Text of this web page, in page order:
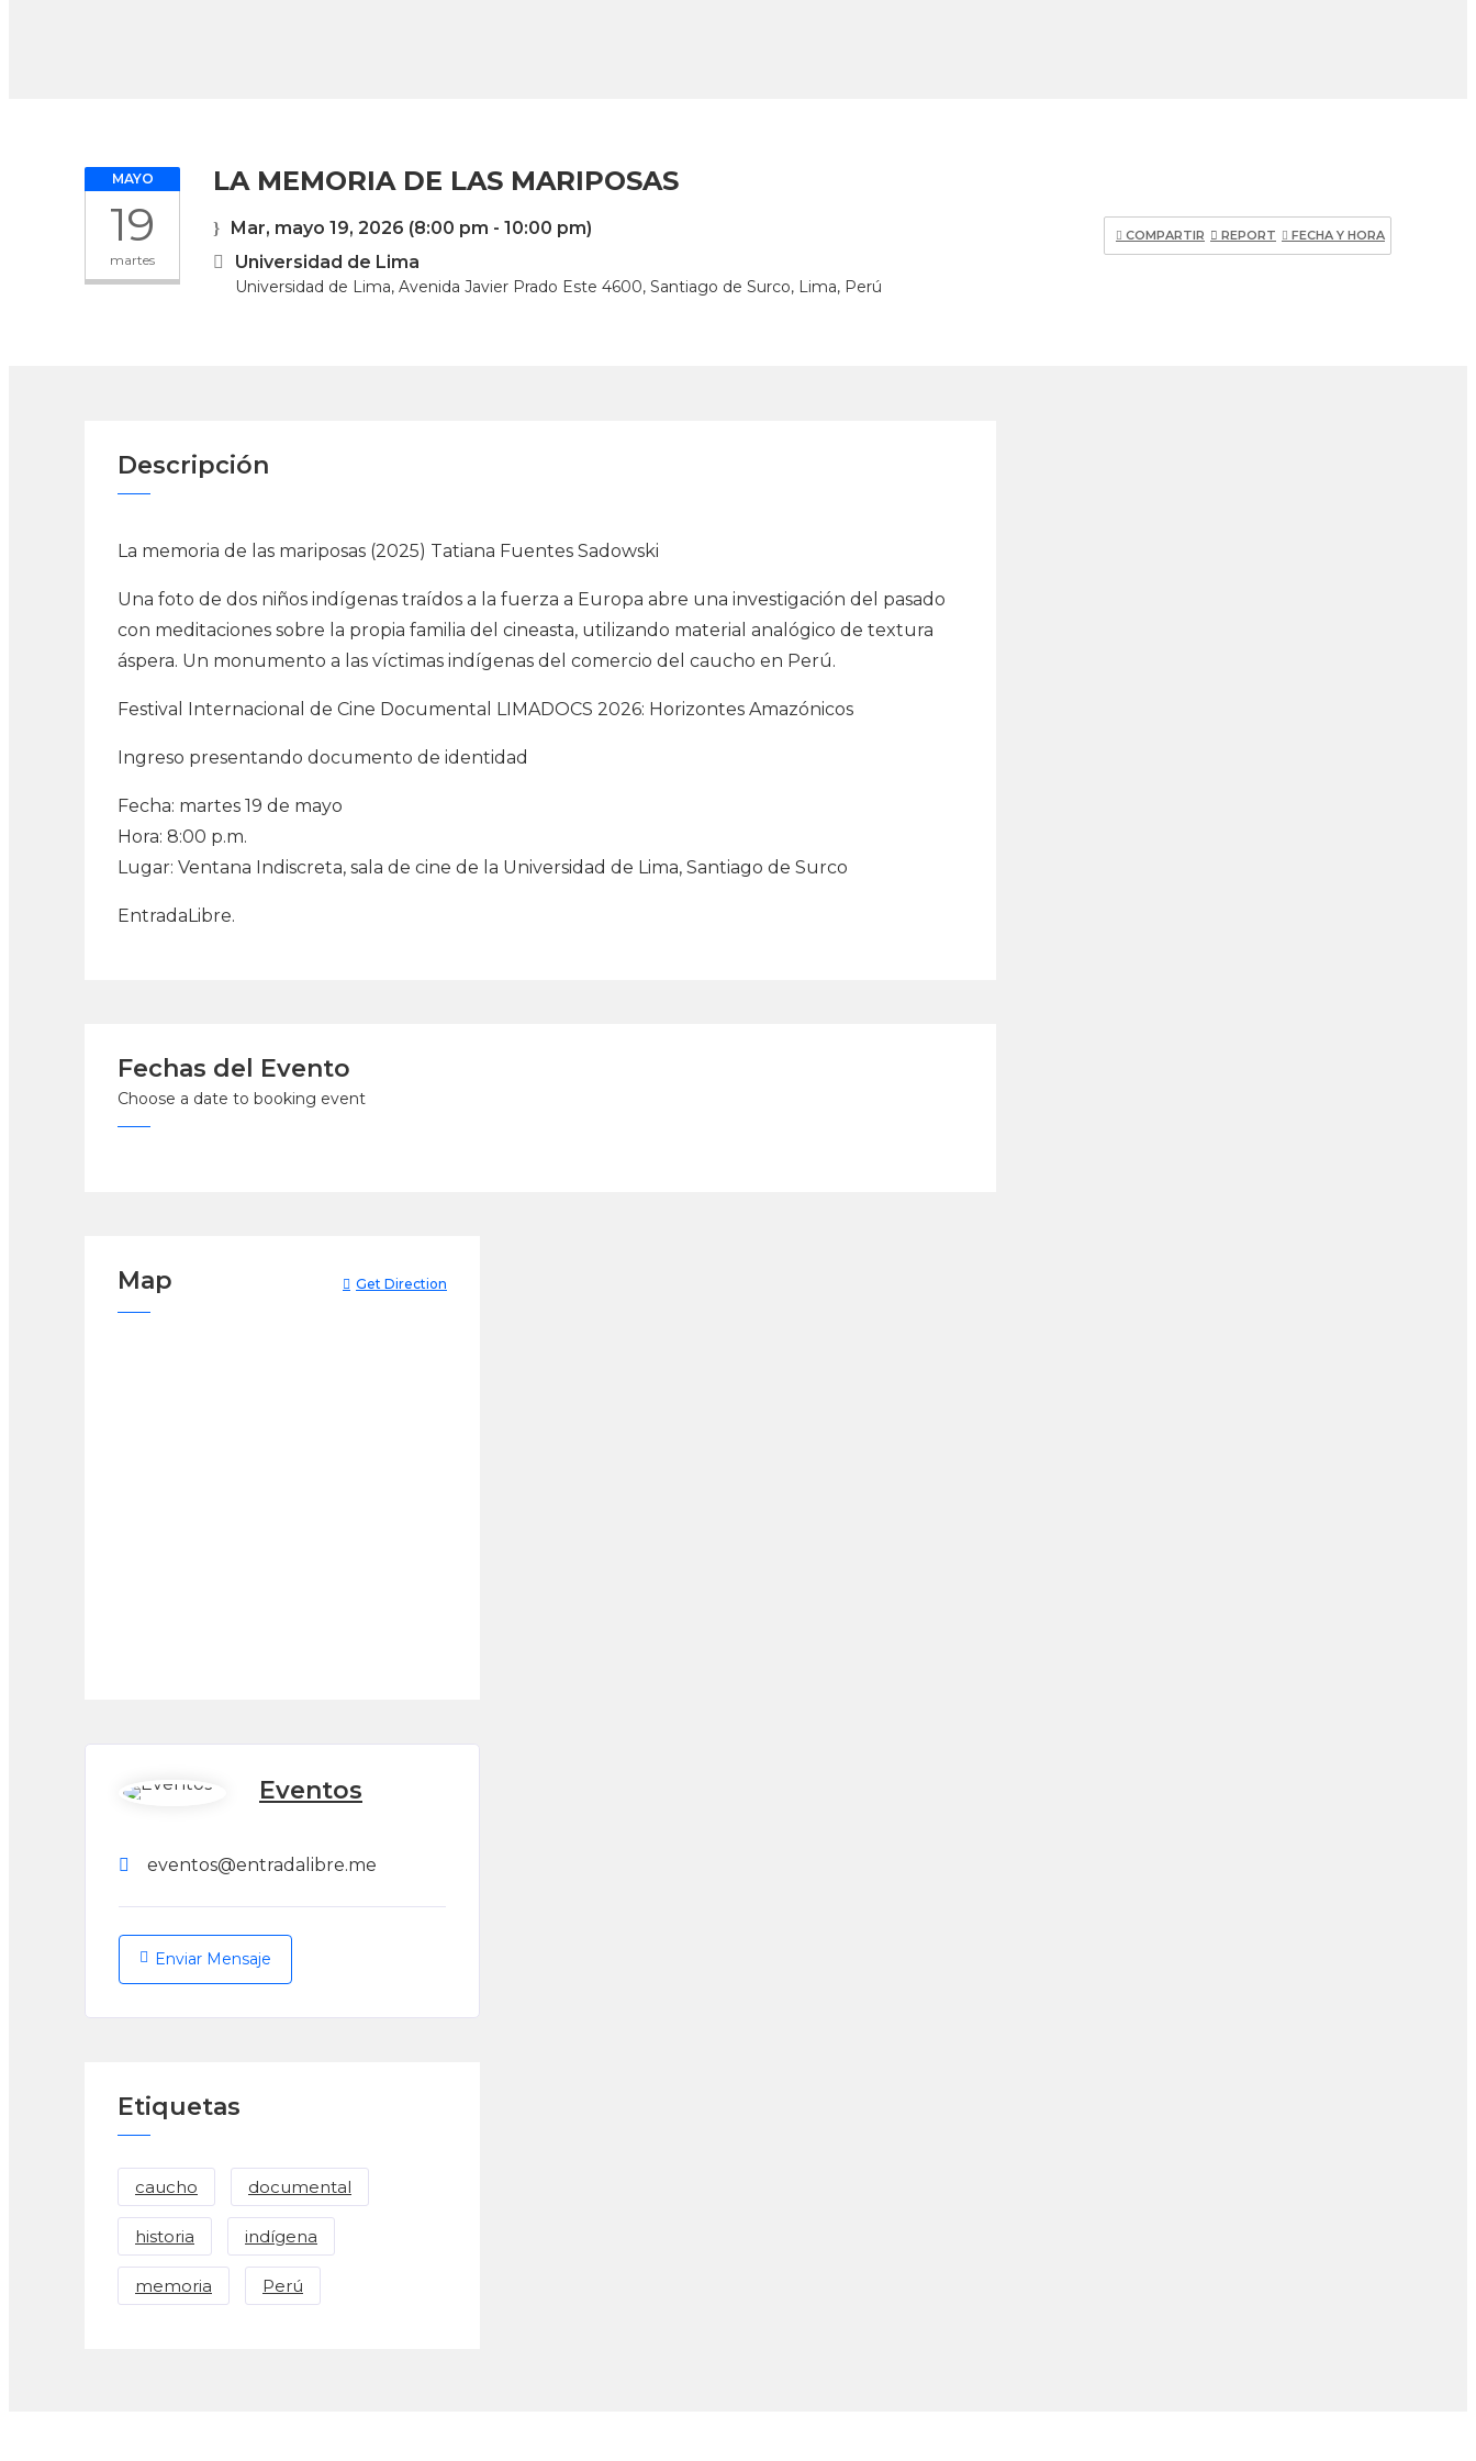
MAYO
19
martes
LA MEMORIA DE LAS MARIPOSAS
Mar, mayo 19, 2026 (8:00 pm - 10:00 pm)
Universidad de Lima
Universidad de Lima, Avenida Javier Prado Este 4600, Santiago de Surco, Lima, Perú
COMPARTIR REPORT FECHA Y HORA
Descripción
La memoria de las mariposas (2025) Tatiana Fuentes Sadowski
Una foto de dos niños indígenas traídos a la fuerza a Europa abre una investigación del pasado
con meditaciones sobre la propia familia del cineasta, utilizando material analógico de textura
áspera. Un monumento a las víctimas indígenas del comercio del caucho en Perú.
Festival Internacional de Cine Documental LIMADOCS 2026: Horizontes Amazónicos
Ingreso presentando documento de identidad
Fecha: martes 19 de mayo
Hora: 8:00 p.m.
Lugar: Ventana Indiscreta, sala de cine de la Universidad de Lima, Santiago de Surco
EntradaLibre.
Fechas del Evento
Choose a date to booking event
Map Get Direction
Eventos
eventos@entradalibre.me
Enviar Mensaje
Etiquetas
caucho documental
historia indígena
memoria Perú